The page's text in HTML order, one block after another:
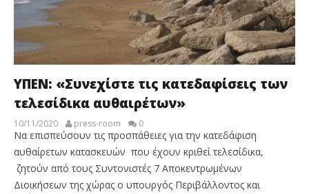
ΥΠΕΝ: «Συνεχίστε τις κατεδαφίσεις των
τελεσίδικα αυθαιρέτων»
10/11/2020 press-room 0
Να επισπεύσουν τις προσπάθειες για την κατεδάφιση
αυθαίρετων κατασκευών που έχουν κριθεί τελεσίδικα,
ζητούν από τους Συντονιστές 7 Αποκεντρωμένων
Διοικήσεων της χώρας ο υπουργός Περιβάλλοντος και